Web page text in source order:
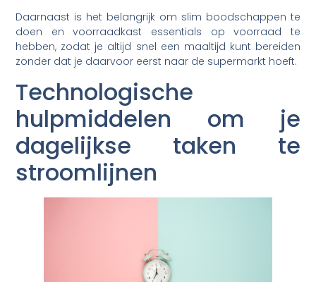
Daarnaast is het belangrijk om slim boodschappen te
doen en voorraadkast essentials op voorraad te
hebben, zodat je altijd snel een maaltijd kunt bereiden
zonder dat je daarvoor eerst naar de supermarkt hoeft.
Technologische
hulpmiddelen om je
dagelijkse taken te
stroomlijnen